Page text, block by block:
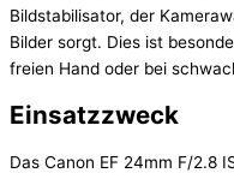
Bildstabilisator, der
Bilder sorgt. Dies ist
freien Hand oder bei
Einsatzzweck
Das Canon EF 24mm F/2.8